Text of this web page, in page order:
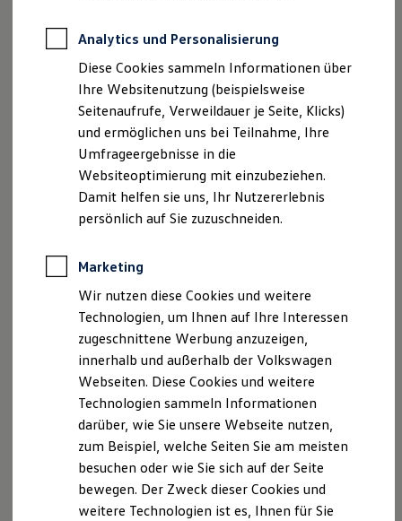
Professional Class bei Volkswagen
Behörden
Direktkunden
Sonderfahrzeuge
Anpfiff zum Gewinn
Elektromobilität
Elektroautos
ID. Tutorials
Elektrofahrzeugkonzepte
ID. EVERY1
Reichweite
Rekuperation
Laden unterwegs
Laden Zuhause
Ladestationen finden
Ladezeitensimulator
Batterie
Sicherheit
Nachhaltigkeit
Technologie
Kosten und Kauf
Verbrauchskosten
Kaufoptionen
E-Auto-Förderung
Software und Konnektivität
Analytics und Personalisierung
Diese Cookies sammeln Informationen über
Ihre Websitenutzung (beispielsweise
Seitenaufrufe, Verweildauer je Seite, Klicks)
und ermöglichen uns bei Teilnahme, Ihre
Umfrageergebnisse in die
Websiteoptimierung mit einzubeziehen.
Damit helfen sie uns, Ihr Nutzererlebnis
persönlich auf Sie zuzuschneiden.
Marketing
Wir nutzen diese Cookies und weitere
Technologien, um Ihnen auf Ihre Interessen
zugeschnittene Werbung anzuzeigen,
innerhalb und außerhalb der Volkswagen
Webseiten. Diese Cookies und weitere
Technologien sammeln Informationen
darüber, wie Sie unsere Webseite nutzen,
zum Beispiel, welche Seiten Sie am meisten
besuchen oder wie Sie sich auf der Seite
bewegen. Der Zweck dieser Cookies und
weitere Technologien ist es, Ihnen für Sie